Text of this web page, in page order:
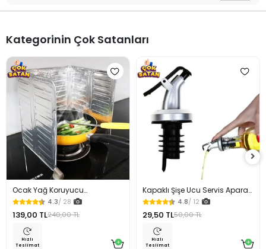
Kategorinin Çok Satanları
Ocak Yağ Koruyucu
Alüminyum Levha 32.5 x 84
Cm
4.3/ 28
139,00 TL240,00 TL
Hızlı
Teslimat
Kapaklı Şişe Ucu Servis Aparatı
Yağdanlık Tıpa
4.8/ 12
29,50 TL50,00 TL
Hızlı
Teslimat